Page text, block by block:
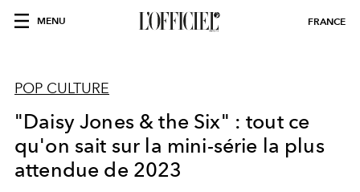
MENU FRANCE
POP CULTURE
"Daisy Jones & the Six" : tout ce
qu'on sait sur la mini-série la plus
attendue de 2023